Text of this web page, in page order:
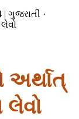
| ગુજરાતી ·